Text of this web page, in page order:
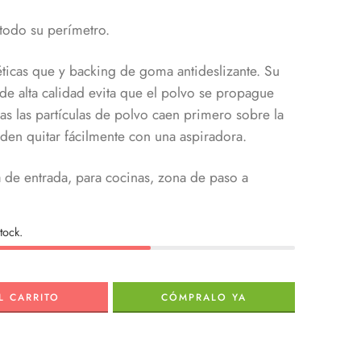
su perímetro.
que y backing de goma antideslizante. Su
alta calidad evita que el polvo se propague
las partículas de polvo caen primero sobre la
quitar fácilmente con una aspiradora.
entrada, para cocinas, zona de paso a
CARRITO CÓMPRALO YA